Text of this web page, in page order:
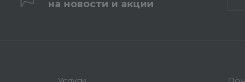
на новости и акции
Услуги